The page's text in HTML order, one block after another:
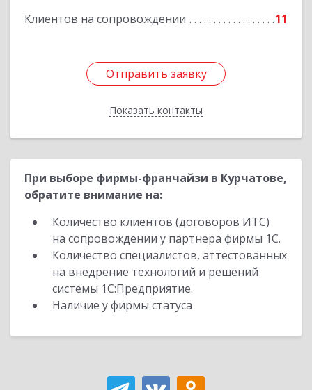
Клиентов на сопровождении 11
Отправить заявку
Показать контакты
Подробнее
Отправить заявку
Назад
При выборе фирмы-франчайзи в Курчатове,
обратите внимание на:
Количество клиентов (договоров ИТС)
на сопровождении у партнера фирмы 1С.
Количество специалистов, аттестованных
на внедрение технологий и решений
системы 1С:Предприятие.
Наличие у фирмы статуса